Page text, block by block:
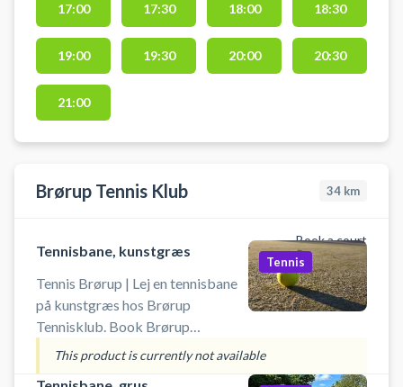
17:00 17:30 18:00 18:30
19:00 19:30 20:00 20:30
21:00
Brørup Tennis Klub 34 km
Book a court
Tennisbane, kunstgræs
Tennis Brørup | Lej en tennisbane
på kunstgræs hos Brørup
Tennisklub. Book Brørup
Tennisklubs kunstgræs
tennisbaner og spil tennis ved
Tennis
This product is currently not available